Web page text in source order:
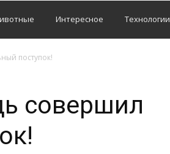
Интересное Технологии
поступок!
совершил